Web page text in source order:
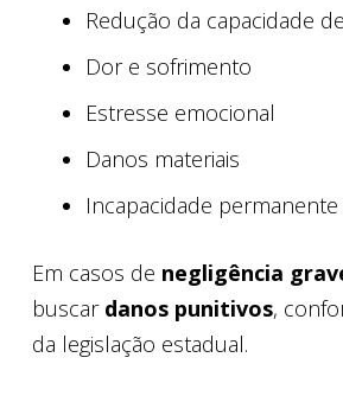
Redução da capacidade
Dor e sofrimento
Estresse emocional
Danos materiais
Incapacidade
Em casos de negligência
buscar danos punitivos,
da legislação estadual.